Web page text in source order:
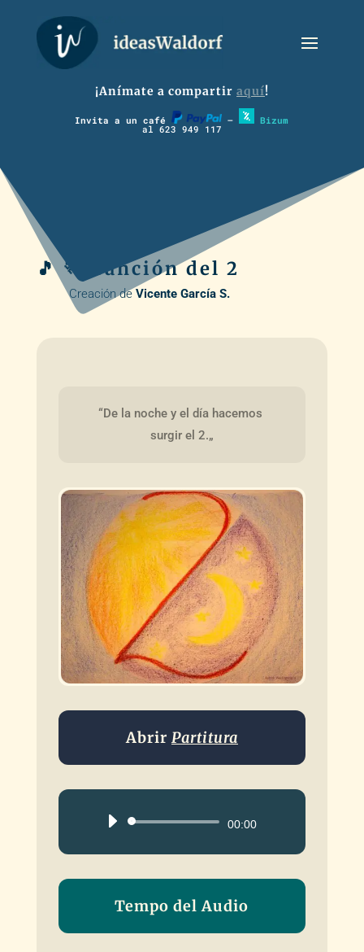
¡Anímate a compartir aquí!
Invita a un café – Bizum
al 623 949 117
🎵 🏃 Canción del 2
Creación deVicente García S.
“De la noche y el día hacemos
surgir el 2.„
Abrir Partitura
Reproductor00:00
Tempo del Audio